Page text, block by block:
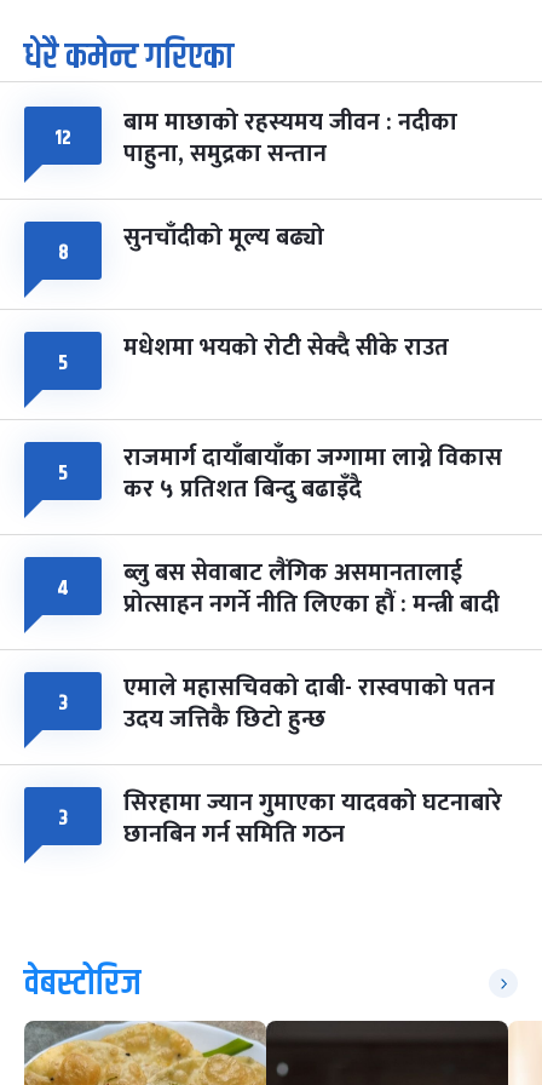
७
आइत
पूर्णिमा व्रत
चैत्र ७, २०८३-Mar 21, 2027
८ फागुपूर्णिमा
चैत्र ८, २०८३-Mar 22, 2027
७ महिना बाँकी
धेरै कमेन्ट गरिएका
१२ बाम माछाको रहस्यमय जीवन : नदीका
पाहुना, समुद्रका सन्तान
८ सुनचाँदीको मूल्य बढ्यो
५ मधेशमा भयको रोटी सेक्दै सीके राउत
५ राजमार्ग दायाँबायाँका जग्गामा लाग्ने विकास
कर ५ प्रतिशत बिन्दु बढाइँदै
४ ब्लु बस सेवाबाट लैंगिक असमानतालाई
प्रोत्साहन नगर्ने नीति लिएका हौं : मन्त्री बादी
३ एमाले महासचिवको दाबी- रास्वपाको पतन
उदय जत्तिकै छिटो हुन्छ
३ सिरहामा ज्यान गुमाएका यादवको घटनाबारे
छानबिन गर्न समिति गठन
वेबस्टोरिज